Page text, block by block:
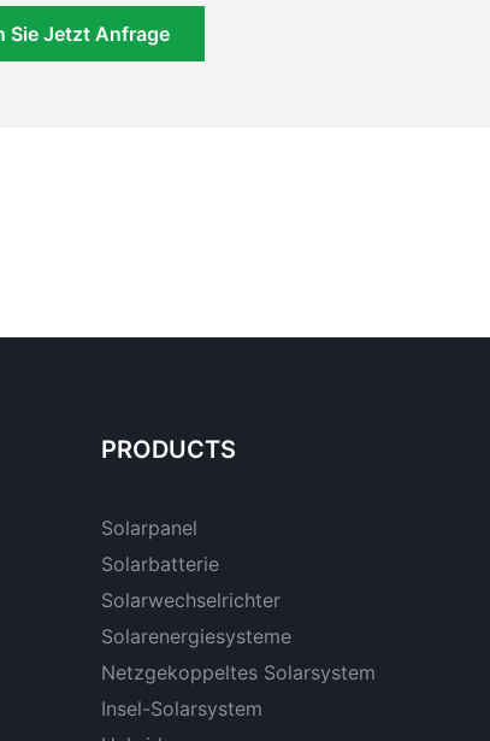
Sie Jetzt Anfrage
PRODUCTS
Solarpanel
Solarbatterie
Solarwechselrichter
Solarenergiesysteme
Netzgekoppeltes Solarsystem
Insel-Solarsystem